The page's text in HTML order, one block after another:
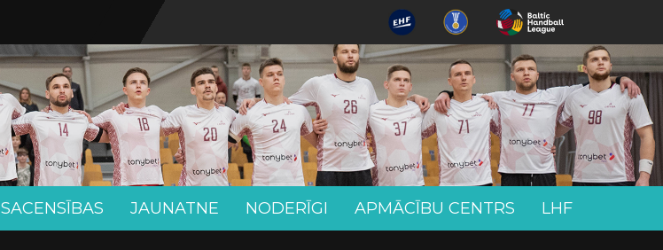
SACENSĪBAS JAUNATNE NODERĪGI APMĀCĪBU CENTRS LHF